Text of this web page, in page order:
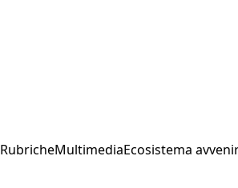
RubricheMultimediaEcosistema